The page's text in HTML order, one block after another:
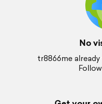
No
tr8866me